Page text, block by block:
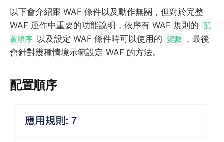
以下會介紹跟 WAF 條件以及動作無關，但對於完整
WAF 運作中重要的功能說明，依序有 WAF 規則的 配
置順序 以及設定 WAF 條件時可以使用的 變數
，最後
會針對幾種情境示範設定 WAF 的方法。
配置順序